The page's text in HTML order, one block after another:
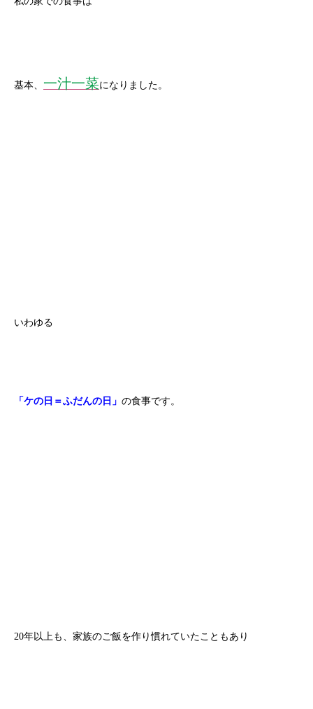
基本、 一汁一菜になりました。
いわゆる
「ケの日＝ふだんの日」 の食事です。
20年以上も、家族のご飯を作り慣れていたこともあり